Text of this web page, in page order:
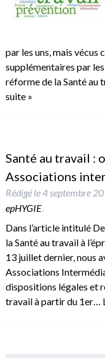
par les uns, mais vécus
supplémentaires par
réforme de la Santé au
suite »
Santé au travail :
Associations
Rédigé le4 septembre
epHYGIE.
Dans l’article intitulé
la Santé au travail à
13 juillet dernier, nous
Associations
dispositions légales et
travail à partir du 1er…